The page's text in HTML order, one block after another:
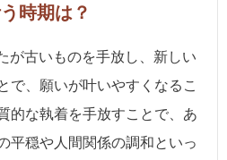
時期は？
が古いものを手放し、新しい
で、願いが叶いやすくなるこ
的な執着を手放すことで、あ
平穏や人間関係の調和といっ